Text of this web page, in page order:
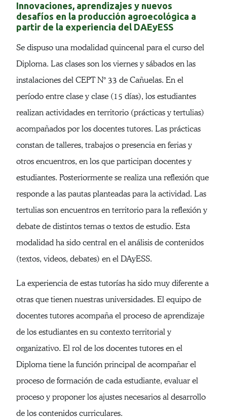
Innovaciones, aprendizajes y nuevos
desafíos en la producción agroecológica a
partir de la experiencia del DAEyESS
Se dispuso una modalidad quincenal para el curso del
Diploma. Las clases son los viernes y sábados en las
instalaciones del CEPT N° 33 de Cañuelas. En el
período entre clase y clase (15 días), los estudiantes
realizan actividades en territorio (prácticas y tertulias)
acompañados por los docentes tutores. Las prácticas
constan de talleres, trabajos o presencia en ferias y
otros encuentros, en los que participan docentes y
estudiantes. Posteriormente se realiza una reflexión que
responde a las pautas planteadas para la actividad. Las
tertulias son encuentros en territorio para la reflexión y
debate de distintos temas o textos de estudio. Esta
modalidad ha sido central en el análisis de contenidos
(textos, videos, debates) en el DAyESS.
La experiencia de estas tutorías ha sido muy diferente a
otras que tienen nuestras universidades. El equipo de
docentes tutores acompaña el proceso de aprendizaje
de los estudiantes en su contexto territorial y
organizativo. El rol de los docentes tutores en el
Diploma tiene la función principal de acompañar el
proceso de formación de cada estudiante, evaluar el
proceso y proponer los ajustes necesarios al desarrollo
de los contenidos curriculares.